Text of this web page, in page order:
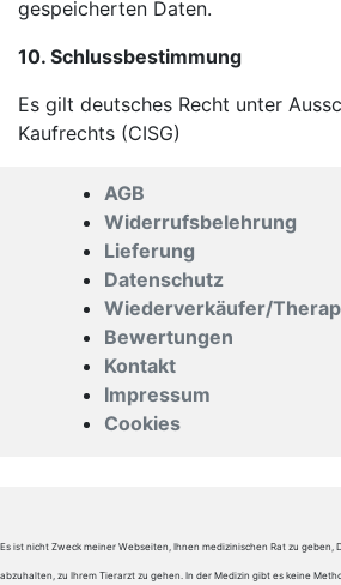
gespeicherten Daten.
10. Schlussbestimmung
Es gilt deutsches Recht unter
Kaufrechts (CISG)
AGB
Widerrufsbelehrung
Lieferung
Datenschutz
Wiederverkäufer/
Bewertungen
Kontakt
Impressum
Cookies
Es ist nicht Zweck meiner Webseiten, Ihnen medizinischen Rat zu geben,
abzuhalten, zu Ihrem Tierarzt zu gehen. In der Medizin gibt es keine